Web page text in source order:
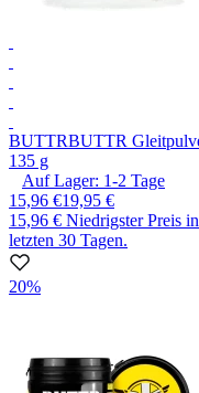
BUTTRBUTTR
135 g
Auf Lager: 1-2 Tage
15,96 €19,95 €
15,96 € Niedrigster Preis
letzten 30 Tagen.
20%